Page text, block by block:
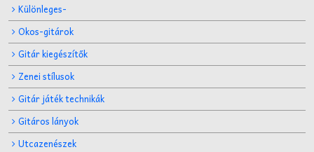
Különleges-
Okos-gitárok
Gitár kiegészítők
Zenei stílusok
Gitár játék technikák
Gitáros lányok
Utcazenészek